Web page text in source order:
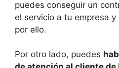
puedes conseguir un
el servicio a tu empresa
por ello.
Por otro lado, puedes